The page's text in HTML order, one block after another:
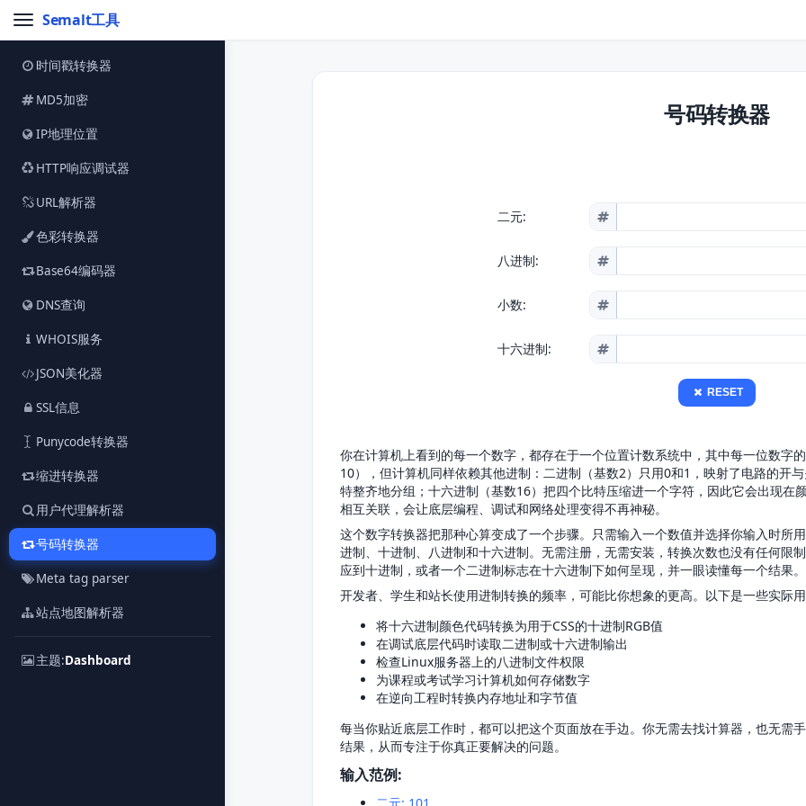
Semalt工具
时间戳转换器
MD5加密
IP地理位置
HTTP响应调试器
URL解析器
色彩转换器
Base64编码器
DNS查询
WHOIS服务
JSON美化器
SSL信息
Punycode转换器
缩进转换器
用户代理解析器
号码转换器
Meta tag parser
站点地图解析器
主题:Dashboard
号码转换器
二元:
八进制:
小数:
十六进制:
RESET
你在计算机上看到的每一个数字，都存在于一个位置计数系统中，其中每一位数字
10），但计算机同样依赖其他进制：二进制（基数2）只用0和1，映射了电路的开
特整齐地分组；十六进制（基数16）把四个比特压缩进一个字符，因此它会出现在
相互关联，会让底层编程、调试和网络处理变得不再神秘。
这个数字转换器把那种心算变成了一个步骤。只需输入一个数值并选择你输入时所
进制、十进制、八进制和十六进制。无需注册，无需安装，转换次数也没有任何限
应到十进制，或者一个二进制标志在十六进制下如何呈现，并一眼读懂每一个结果。
开发者、学生和站长使用进制转换的频率，可能比你想象的更高。以下是一些实际
将十六进制颜色代码转换为用于CSS的十进制RGB值
在调试底层代码时读取二进制或十六进制输出
检查Linux服务器上的八进制文件权限
为课程或考试学习计算机如何存储数字
在逆向工程时转换内存地址和字节值
每当你贴近底层工作时，都可以把这个页面放在手边。你无需去找计算器，也无需
结果，从而专注于你真正要解决的问题。
输入范例: